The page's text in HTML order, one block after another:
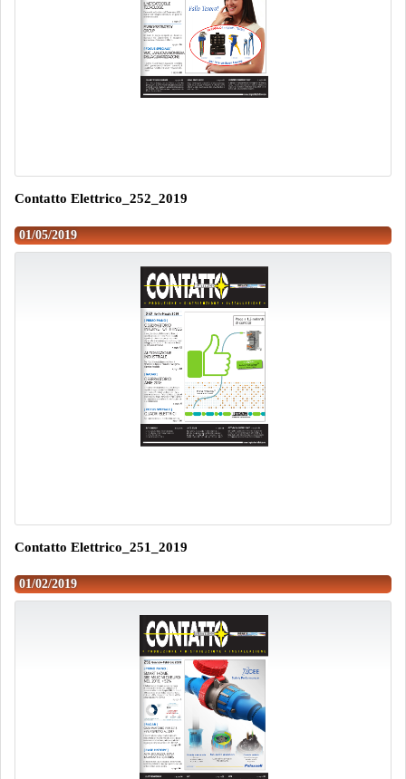
Contatto Elettrico_252_2019
01/05/2019
Contatto Elettrico_251_2019
01/02/2019